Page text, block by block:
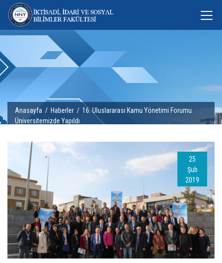
Anasayfa / Haberler / 16. Uluslararası Kamu Yönetimi Forumu
Üniversitemizde Yapıldı
25
Şub
2019